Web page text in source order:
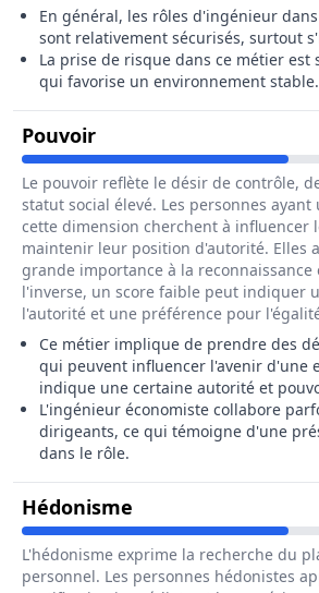
En général, les rôles d'ingénieur
sont relativement sécurisés, surtout
La prise de risque dans ce métier est
qui favorise un environnement stable.
PouvoirPour Le Métier De
Le pouvoir reflète le désir de contrôle,
statut social élevé. Les personnes ayant
cette dimension cherchent à influencer
maintenir leur position d'autorité. Elles
grande importance à la reconnaissance
l'inverse, un score faible peut indiquer
l'autorité et une préférence pour
Ce métier implique de prendre des
qui peuvent influencer l'avenir d'une
indique une certaine autorité et
L'ingénieur économiste collabore
dirigeants, ce qui témoigne d'une
dans le rôle.
Hédonisme Pour Le Métier
L'hédonisme exprime la recherche du
personnel. Les personnes hédonistes